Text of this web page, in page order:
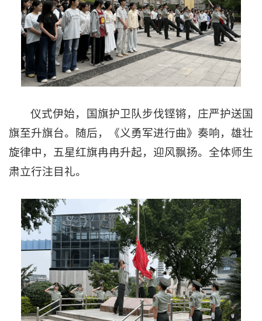
仪式伊始，国旗护卫队步伐铿锵，庄严护送国
旗至升旗台。随后，《义勇军进行曲》奏响，雄壮
旋律中，五星红旗冉冉升起，迎风飘扬。全体师生
肃立行注目礼。